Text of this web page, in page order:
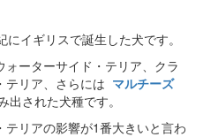
イギリスで誕生した犬です。
ーターサイド・テリア、クラ
テリア、さらには マルチーズ
された犬種です。
リアの影響が1番大きいと言わ